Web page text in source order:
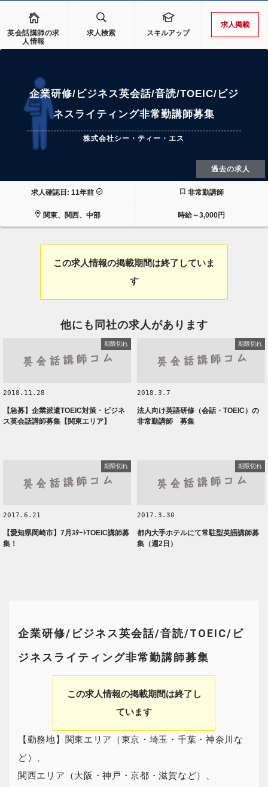
英会話講師の求
人情報
求人検索 スキルアップ
求人掲載
企業研修/ビジネス英会話/音読/TOEIC/ビジ
ネスライティング非常勤講師募集
株式会社シー・ティー・エス
過去の求人
求人確認日: 11年前 非常勤講師
関東、関西、中部 時給～3,000円
この求人情報の掲載期間は終了していま
す
他にも同社の求人があります
期限切れ
2018.11.28
【急募】企業派遣TOEIC対策・ビジネ
ス英会話講師募集【関東エリア】
期限切れ
2018.3.7
法人向け英語研修（会話・TOEIC）の
非常勤講師 募集
期限切れ
2017.6.21
【愛知県岡崎市】7月ｽﾀｰﾄTOEIC講師募
集！
期限切れ
2017.3.30
都内大手ホテルにて常駐型英語講師募
集（週2日）
企業研修/ビジネス英会話/音読/TOEIC/ビ
ジネスライティング非常勤講師募集
この求人情報の掲載期間は終了し
ています
【勤務地】関東エリア（東京・埼玉・千葉・神奈川な
ど）、
関西エリア（大阪・神戸・京都・滋賀など）、